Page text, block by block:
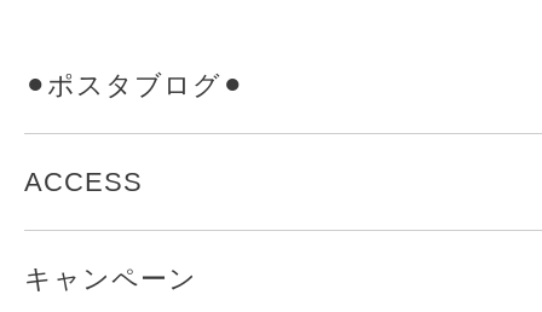
⚫︎ポスタブログ⚫︎
ACCESS
キャンペーン